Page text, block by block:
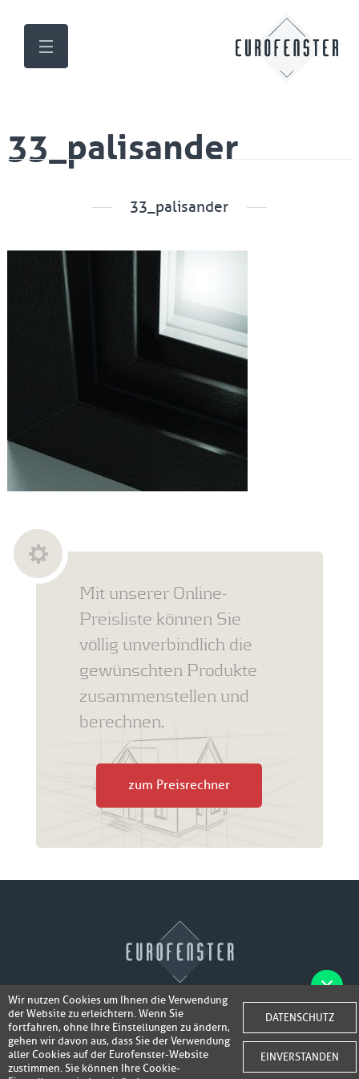
33_palisander
33_palisander
Wir nutzen Cookies um Ihnen die Verwendung
der Website zu erleichtern. Wenn Sie
fortfahren, ohne Ihre Einstellungen zu ändern,
gehen wir davon aus, dass Sie der Verwendung
aller Cookies auf der Eurofenster-Website
zustimmen. Sie können Ihre Cookie-
DATENSCHUTZ
EINVERSTANDEN
Fotos der Fenster/Elemente per WhatsApp
senden und ein Super-Angebotinkl. 50,-
bis 100,- EURGutschrift erhalten!
Mit unserer Online-
Preisliste können Sie
völlig unverbindlich die
gewünschten Produkte
zusammenstellen und
berechnen.
zum Preisrechner
© 2026 Eurofenster
Webdesign byWebidea Advance